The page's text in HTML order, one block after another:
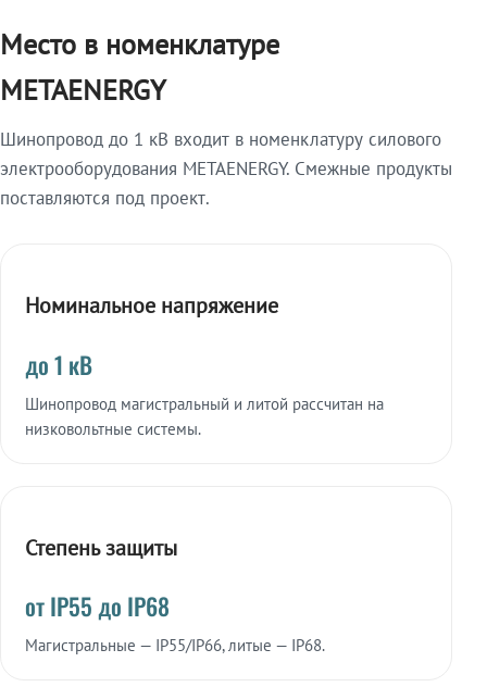
Место в номенклатуре
METAENERGY
Шинопровод до 1 кВ входит в номенклатуру силового
электрооборудования METAENERGY. Смежные продукты
поставляются под проект.
Номинальное напряжение
до 1 кВ
Шинопровод магистральный и литой рассчитан на
низковольтные системы.
Степень защиты
от IP55 до IP68
Магистральные — IP55/IP66, литые — IP68.